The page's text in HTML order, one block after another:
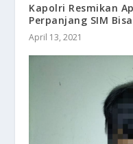
Kapolri Resmikan
Perpanjang SIM
April 13, 2021